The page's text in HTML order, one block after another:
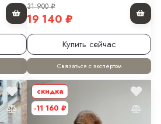
31 900₽
19 140 ₽
Купить сейчас
Связаться с экспертом
скидка
-11 160 ₽